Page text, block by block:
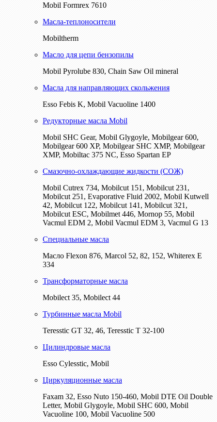
Mobil Formrex 7610
Масла-теплоносители
Mobiltherm
Масло для цепи бензопилы
Mobil Pyrolube 830, Chain Saw Oil mineral
Масла для направляющих скольжения
Esso Febis K, Mobil Vacuoline 1400
Редукторные масла Mobil
Mobil SHC Gear, Mobil Glygoyle, Mobilgear 600,
Mobilgear 600 XP, Mobilgear SHC XMP, Mobilgear
XМP, Mobiltac 375 NC, Esso Spartan EP
Смазочно-охлаждающие жидкости (СОЖ)
Mobil Cutrex 734, Mobilcut 151, Mobilcut 231,
Mobilcut 251, Evaporative Fluid 2002, Mobil Kutwell
42, Mobilcut 122, Mobilcut 141, Mobilcut 321,
Mobilcut ESC, Mobilmet 446, Mornop 55, Mobil
Vacmul EDM 2, Mobil Vacmul EDM 3, Vacmul G 13
Специальные масла
Масло Flexon 876, Marcol 52, 82, 152, Whiterex E
334
Трансформаторные масла
Mobilect 35, Mobilect 44
Турбинные масла Mobil
Teresstic GT 32, 46, Teresstic T 32-100
Цилиндровые масла
Esso Cylesstic, Mobil
Циркуляционные масла
Faxam 32, Esso Nuto 150-460, Mobil DTE Oil Double
Letter, Mobil Glygoyle, Mobil SHC 600, Mobil
Vacuoline 100, Mobil Vacuoline 500